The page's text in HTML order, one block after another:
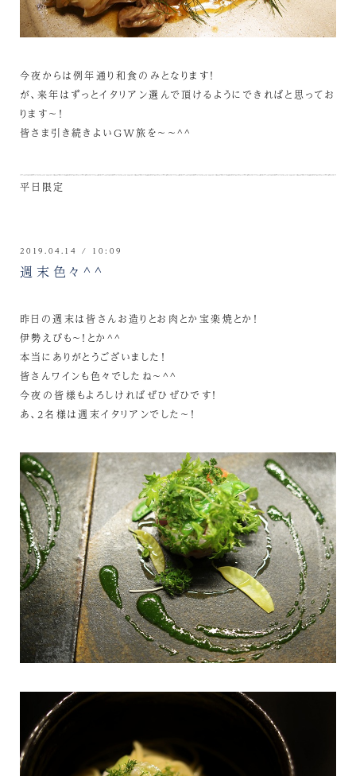
今夜からは例年通り和食のみとなります！
が、来年はずっとイタリアン選んで頂けるようにできればと思ってお
ります～！
皆さま引き続きよいGW旅を～～^^
平日限定
2019.04.14 / 10:09
週末色々^^
昨日の週末は皆さんお造りとお肉とか宝楽焼とか！
伊勢えびも～！とか^^
本当にありがとうございました！
皆さんワインも色々でしたね～^^
今夜の皆様もよろしければぜひぜひです！
あ、2名様は週末イタリアンでした～！